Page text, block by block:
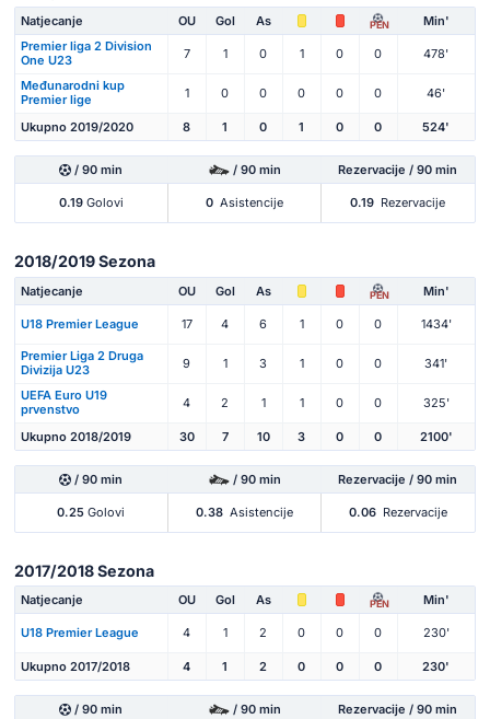
Natjecanje OU Gol As PEN
Min'
Premier liga 2 Division
One U23
7 1 0 1 0 0 478'
Međunarodni kup
Premier lige
1 0 0 0 0 0 46'
Ukupno 2019/2020 8 1 0 1 0 0 524'
/ 90 min / 90 min Rezervacije / 90 min
0.19Golovi 0 Asistencije 0.19 Rezervacije
2018/2019 Sezona
Natjecanje OU Gol As PEN Min'
U18 Premier League 17 4 6 1 0 0 1434'
Premier Liga 2 Druga
Divizija U23
9 1 3 1 0 0 341'
UEFA Euro U19
prvenstvo
4 2 1 1 0 0 325'
Ukupno 2018/2019 30 7 10 3 0 0 2100'
/ 90 min / 90 min Rezervacije / 90 min
0.25 Golovi 0.38 Asistencije 0.06 Rezervacije
2017/2018 Sezona
Natjecanje OU Gol As PEN Min'
U18 Premier League 4 1 2 0 0 0 230'
Ukupno 2017/2018 4 1 2 0 0 0 230'
/ 90 min / 90 min Rezervacije / 90 min